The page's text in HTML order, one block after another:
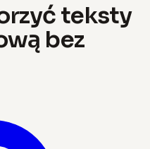
teksty
bez